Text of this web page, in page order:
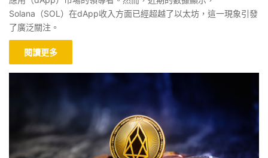
Solana（SOL）在dApp收入方面已經超越了以太坊，這一現象引發
了廣泛關注。
閱讀更多